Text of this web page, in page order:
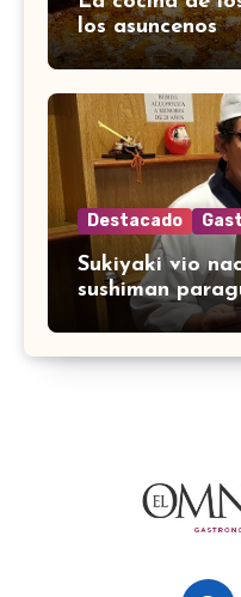
los asuncenos
Destacado
Sukiyaki vio
sushiman